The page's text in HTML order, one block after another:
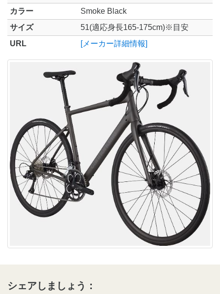
カラー
Smoke Black
サイズ
51(適応身長165-175cm)※目安
URL
[メーカー詳細情報]
シェアしましょう：